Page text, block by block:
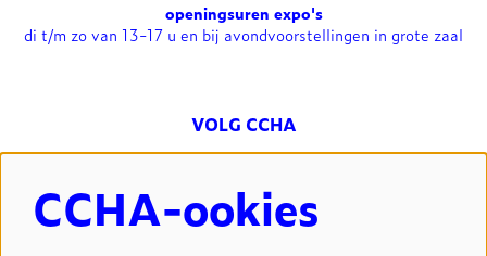
openingsuren expo's
di t/m zo van 13-17 u en bij avondvoorstellingen in grote zaal
VOLG CCHA
CCHA-ookies